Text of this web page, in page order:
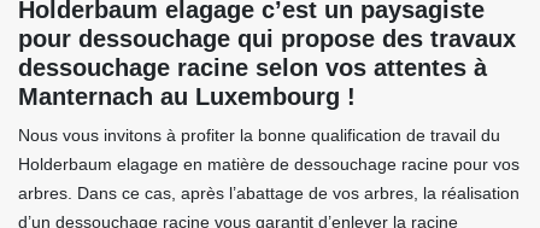
Holderbaum elagage c’est un paysagiste
pour dessouchage qui propose des travaux
dessouchage racine selon vos attentes à
Manternach au Luxembourg !
Nous vous invitons à profiter la bonne qualification de travail du
Holderbaum elagage en matière de dessouchage racine pour vos
arbres. Dans ce cas, après l’abattage de vos arbres, la réalisation
d’un dessouchage racine vous garantit d’enlever la racine